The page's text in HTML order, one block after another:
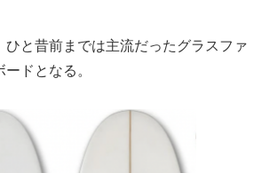
ひと昔前までは主流だったグラスファ
ドとなる。